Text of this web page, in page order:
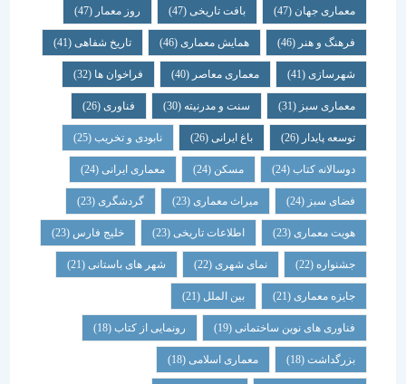
معماری جهان (47) بافت تاریخی(47) روز معمار(47)
فرهنگ و هنر(46) همایش معماری (46) تاریخ شفاهی (41)
شهرسازی(41) معماری معاصر(40) فراخوان ها (32)
معماری سبز(31) سنت و مدرنیته(30) فناوری (26)
توسعه پایدار(26) باغ ایرانی(26) نابودی و تخریب(25)
دوسالانه کتاب(24) مسکن (24) معماری ایرانی(24)
فضای سبز(24) میراث معماری (23) گردشگری (23)
هویت معماری (23) اطلاعات تاریخی(23) خلیج فارس(23)
جشنواره(22) نمای شهری(22) شهر های باستانی (21)
جایزه معماری (21) بین الملل(21)
فناوری های نوین ساختمانی(19) رونمایی از کتاب (18)
بزرگداشت (18) معماری اسلامی(18)